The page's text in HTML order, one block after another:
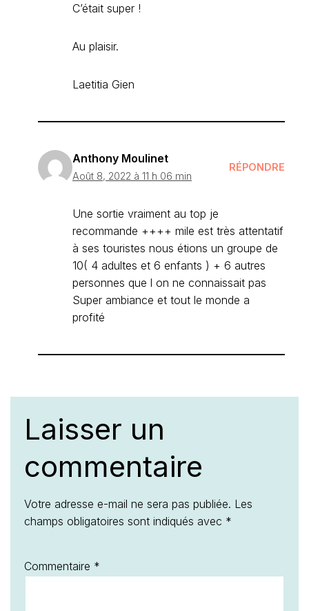
C’était super !
Au plaisir.
Laetitia Gien
Anthony Moulinet
Août 8, 2022 à 11 h 06 min
RÉPONDRE
Une sortie vraiment au top je
recommande ++++ mile est très attentatif
à ses touristes nous étions un groupe de
10( 4 adultes et 6 enfants ) + 6 autres
personnes que l on ne connaissait pas
Super ambiance et tout le monde a
profité
Laisser un
commentaire
Votre adresse e-mail ne sera pas publiée. Les
champs obligatoires sont indiqués avec *
Commentaire *